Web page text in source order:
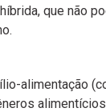
que não
alimentação